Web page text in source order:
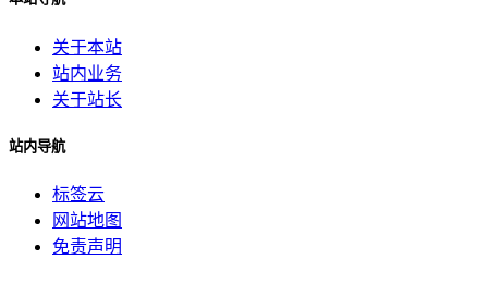
关于本站
站内业务
关于站长
站内导航
标签云
网站地图
免责声明